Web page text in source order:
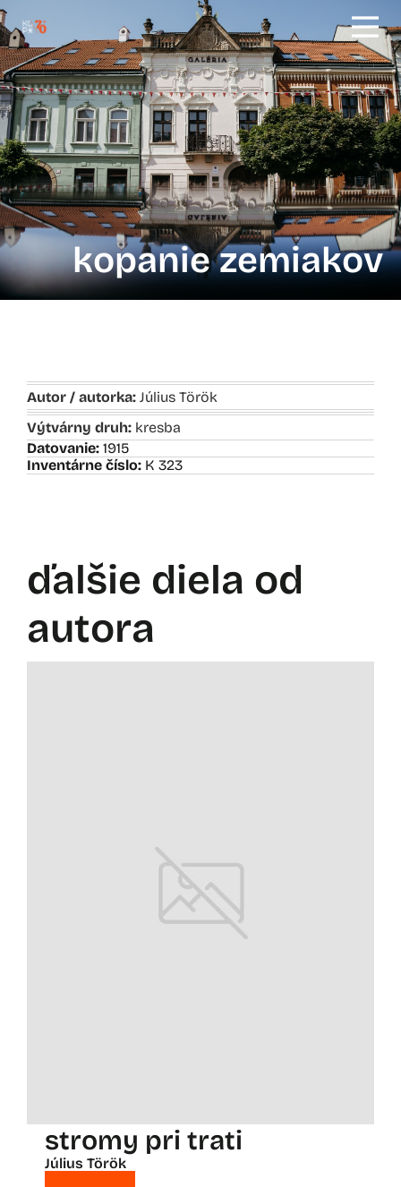
kopanie zemiakov
Autor / autorka: Július Török
Výtvárny druh: kresba
Datovanie: 1915
Inventárne číslo: K 323
ďalšie diela od
autora
stromy pri trati
Július Török